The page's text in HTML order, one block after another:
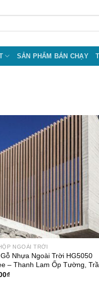
SẢN PHẨM BÁN CHẠY
NGOÀI TRỜI
Nhựa Ngoài Trời HG5050
– Thanh Lam Ốp Tường,
₫